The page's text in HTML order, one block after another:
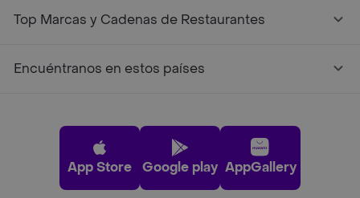
Top Marcas y Cadenas de Restaurantes
Encuéntranos en estos países
App Store Google play AppGallery